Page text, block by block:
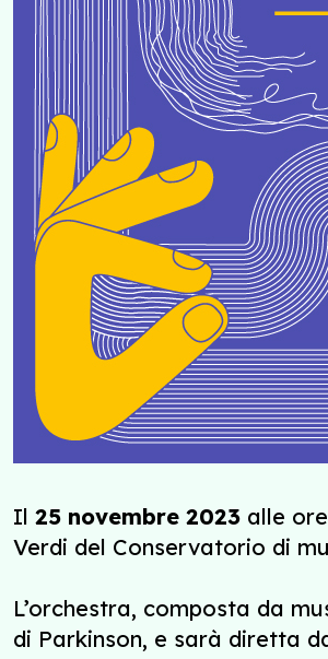
Il 25 novembre 2023 alle
Verdi del Conservatorio di
L’orchestra, composta da
di Parkinson, e sarà diretta